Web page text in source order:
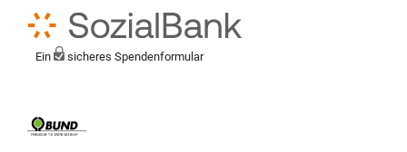
Ein sicheres Spendenformular